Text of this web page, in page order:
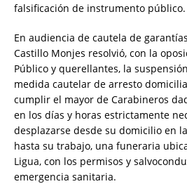
falsificación de instrumento público.
En audiencia de cautela de
Castillo Monjes resolvió, con la
Público y querellantes, la
medida cautelar de arresto
cumplir el mayor de Carabineros
en los días y horas estrictamente
desplazarse desde su domicilio en
hasta su trabajo, una funeraria
Ligua, con los permisos y
emergencia sanitaria.